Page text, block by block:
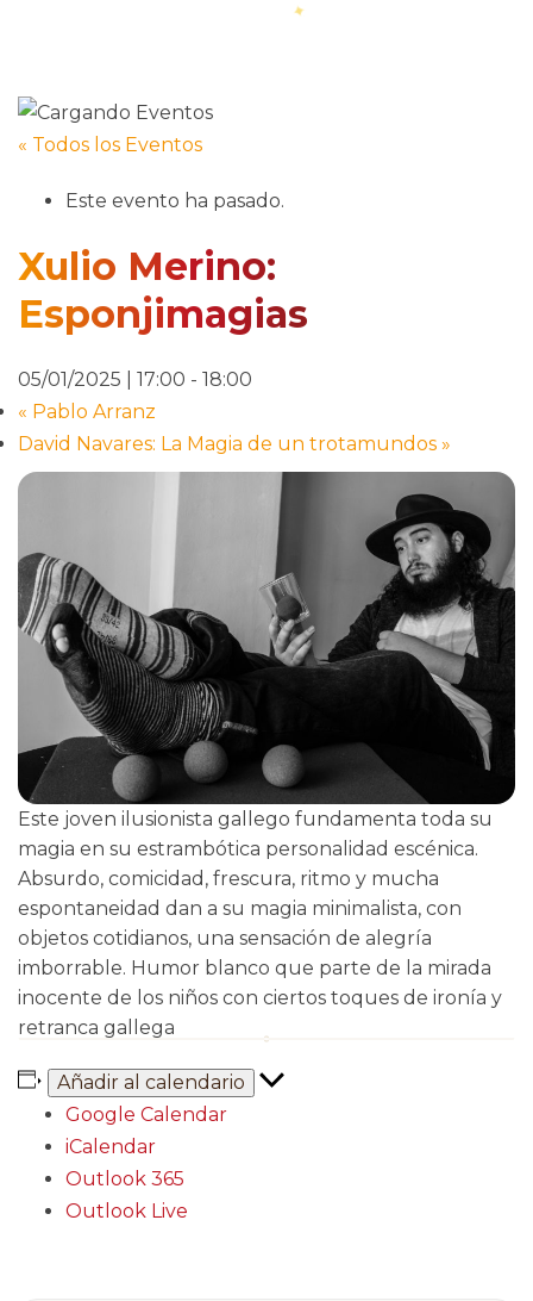
« Todos los Eventos
Este evento ha pasado.
Xulio Merino:
Esponjimagias
05/01/2025 | 17:00 - 18:00
« Pablo Arranz
David Navares: La Magia de un trotamundos »
Este joven ilusionista gallego fundamenta toda su
magia en su estrambótica personalidad escénica.
Absurdo, comicidad, frescura, ritmo y mucha
espontaneidad dan a su magia minimalista, con
objetos cotidianos, una sensación de alegría
imborrable. Humor blanco que parte de la mirada
inocente de los niños con ciertos toques de ironía y
retranca gallega
Añadir al calendario
Google Calendar
iCalendar
Outlook 365
Outlook Live